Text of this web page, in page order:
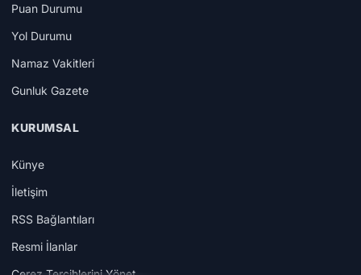
Puan Durumu
Yol Durumu
Namaz Vakitleri
Gunluk Gazete
KURUMSAL
Künye
İletişim
RSS Bağlantıları
Resmi İlanlar